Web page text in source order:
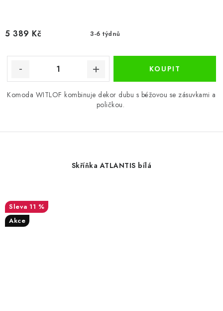
3-6 týdnů
5 389 Kč
Komoda WITLOF kombinuje dekor dubu s béžovou se zásuvkami a
poličkou.
Skříňka ATLANTIS bílá
11 %
Akce